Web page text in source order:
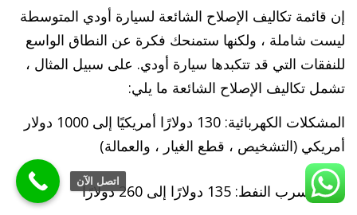
إن قائمة تكاليف الإصلاح الشائعة لسيارة أودي المتوسطة
ليست شاملة ، ولكنها ستمنحك فكرة عن النطاق الواسع
للنفقات التي قد تتكبدها سيارة أودي. على سبيل المثال ،
تشمل تكاليف الإصلاح الشائعة ما يلي:
المشكلات الكهربائية: 130 دولارًا أمريكيًا إلى 1000 دولار
أمريكي (التشخيص ، قطع الغيار ، والعمالة)
تسرب النفط: 135 دولارًا إلى 260 دولارًا
اتصل الآن